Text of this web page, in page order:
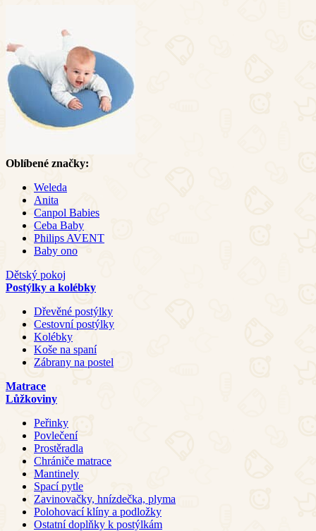
Oblíbené značky:
Weleda
Anita
Canpol Babies
Ceba Baby
Philips AVENT
Baby ono
Dětský pokoj
Postýlky a kolébky
Dřevěné postýlky
Cestovní postýlky
Kolébky
Koše na spaní
Zábrany na postel
Matrace
Lůžkoviny
Peřinky
Povlečení
Prostěradla
Chrániče matrace
Mantinely
Spací pytle
Zavinovačky, hnízdečka, plyma
Polohovací klíny a podložky
Ostatní doplňky k postýlkám